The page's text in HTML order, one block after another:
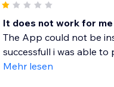
It does not work for
The App could not be
successfull i was able to
Mehr lesen